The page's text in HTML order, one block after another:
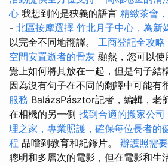
心 我想到的是狹義的語言 精緻茶會
- 北區按摩選擇 竹北月子中心，為新
以完全不同地翻譯。 工商登記全攻略
空間安置逝者的骨灰 顯然，您可以
覺上如何將其放在一起，但是句子結
因為沒有句子在不同的翻譯中可能有
服務 BalázsPásztor記者，編輯，老
在相機的另一側 找到合適的搬家公
理之家，專業照護，確保每位長者的
程 品嚐到教育和紀錄片。 辦護照需
聰明和多層次的電影，但在電影和生